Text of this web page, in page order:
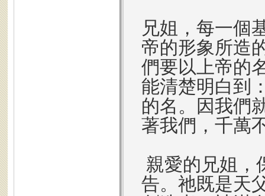
兄姐，每一個
帝的形象所造
們要以上帝的
能清楚明白到
的名。因我們
著我們，千萬
親愛的兄姐，
告。祂既是天